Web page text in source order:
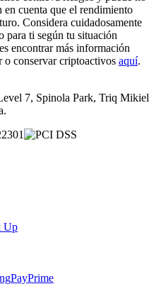
en cuenta que el rendimiento
Considera cuidadosamente
para ti según tu situación
encontrar más información
o conservar criptoactivos aquí.
7, Spinola Park, Triq Mikiel
Up
PayPrime